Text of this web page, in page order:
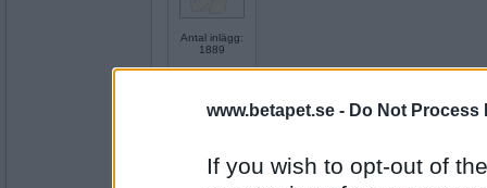
www.betapet.se - Do Not Process
If you wish to opt-out of
Antal inlägg:
1889
4